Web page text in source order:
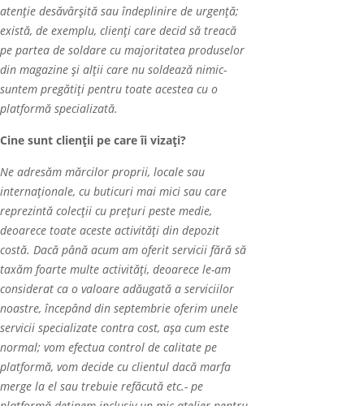
atenţie desăvârşită sau îndeplinire de urgenţă;
există, de exemplu, clienți care decid să treacă
pe partea de soldare cu majoritatea produselor
din magazine şi alții care nu soldează nimic-
suntem pregătiți pentru toate acestea cu o
platformă specializată.
Cine sunt clienții pe care îi vizați?
Ne adresăm mărcilor proprii, locale sau
internaționale, cu buticuri mai mici sau care
reprezintă colecții cu prețuri peste medie,
deoarece toate aceste activități din depozit
costă. Dacă până acum am oferit servicii fără să
taxăm foarte multe activități, deoarece le-am
considerat ca o valoare adăugată a serviciilor
noastre, începând din septembrie oferim unele
servicii specializate contra cost, aşa cum este
normal; vom efectua control de calitate pe
platformă, vom decide cu clientul dacă marfa
merge la el sau trebuie refăcută etc.- pe